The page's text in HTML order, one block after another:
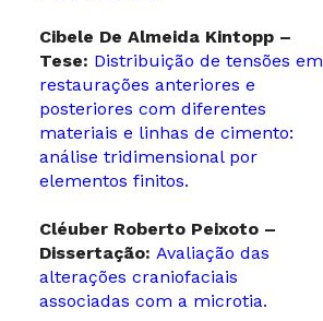
Cibele De Almeida Kintopp –
Tese: Distribuição de tensões em
restaurações anteriores e
posteriores com diferentes
materiais e linhas de cimento:
análise tridimensional por
elementos finitos.
Cléuber Roberto Peixoto –
Dissertação: Avaliação das
alterações craniofaciais
associadas com a microtia.